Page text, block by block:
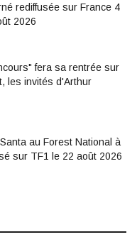
rediffusée sur France 4
2026
fera sa rentrée sur
les invités d'Arthur
au Forest National à
sur TF1 le 22 août 2026